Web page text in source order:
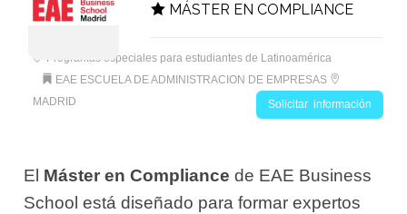
MÁSTER EN COMPLIANCE
Programas especiales para estudiantes de Latinoamérica
EAE ESCUELA DE ADMINISTRACION DE EMPRESAS
MADRID
Solicitar información
El Máster en Compliance de EAE Business
School está diseñado para formar expertos